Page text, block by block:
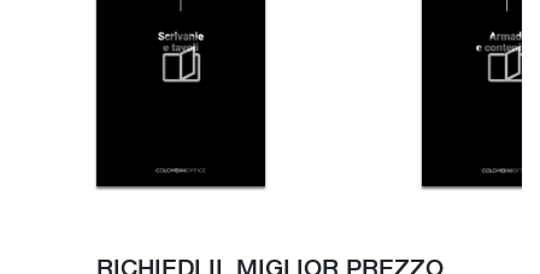
RICHIEDI IL MIGLIOR PREZZO